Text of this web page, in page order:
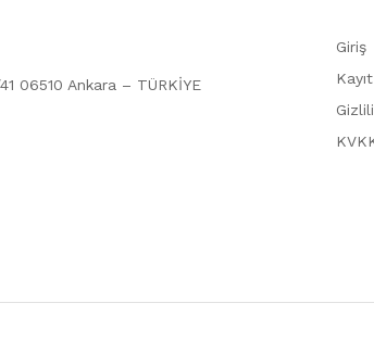
06510 Ankara – TÜRKİYE
Giriş
Kayıt